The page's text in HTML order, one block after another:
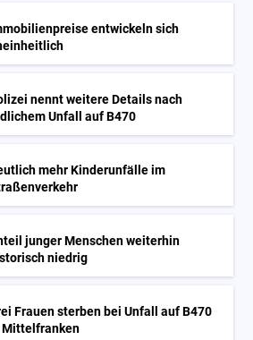
entwickeln sich
nennt weitere Details nach
Unfall auf B470
mehr Kinderunfälle im
junger Menschen weiterhin
niedrig
Frauen sterben bei Unfall auf B470
Mittelfranken